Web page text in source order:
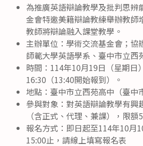
為推廣英語辯論教學及批判思辨
金會特邀美籍辯論教練舉辦教師
教師將辯論融入課堂教學。
主辦單位：學術交流基金會；協
師範大學英語學系、臺中市立西
時間：114年10月19日（星期日
16:30（13:40開始報到）。
地點：臺中市立西苑高中（臺中
參與對象：對英語辯論教學有興
（含正式、代理、兼課），限額
報名方式：即日起至114年10月
15:00止，請線上填寫報名表